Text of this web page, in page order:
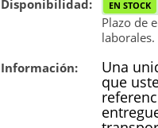
Disponibilidad: EN STOCK
Plazo de
laborales.
Información:
Una
que